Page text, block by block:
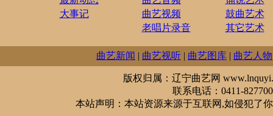
大事记
曲艺视频
老唱片录音
鼓曲艺术
其它艺术
曲艺新闻 | 曲艺视听 | 曲艺图库 | 曲艺人物
版权归属：辽宁曲艺网
联系电话：0411-
本站声明：本站资源来源于互联网,如侵犯了